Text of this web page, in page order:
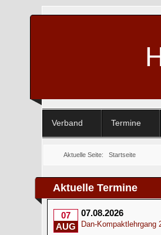
Verband Termine
Aktuelle Seite:Startseite
Aktuelle Termine
07
AUG
07.08.2026
Dan-Kompaktlehrgang